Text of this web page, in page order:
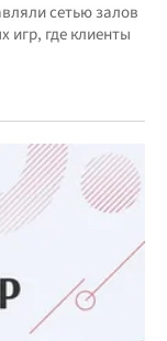
сетью залов
где клиенты